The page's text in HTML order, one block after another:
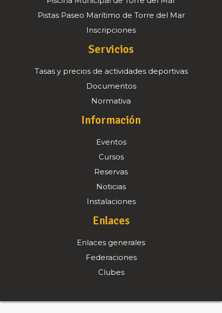
Pistas Paseo Marítimo de Torre del Mar
Inscripciones
Servicios
Tasas y precios de actividades deportivas
Documentos
Normativa
Información
Eventos
Cursos
Reservas
Noticias
Instalaciones
Enlaces
Enlaces generales
Federaciones
Clubes